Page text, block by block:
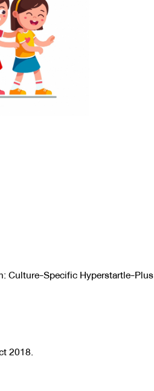
Culture-Specific Hyperstartle-Plus
2018.